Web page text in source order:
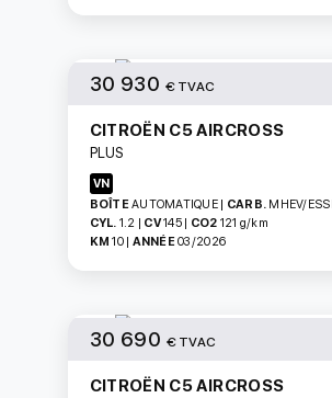
30 930 € TVAC
CITROËN C5 AIRCROSS
PLUS
VN
BOÎTEAUTOMATIQUE | CARB. MHEV/
CYL. 1.2 | CV145 | CO2 121 g/km
KM 10 | ANNÉE03/2026
30 690 € TVAC
CITROËN C5 AIRCROSS